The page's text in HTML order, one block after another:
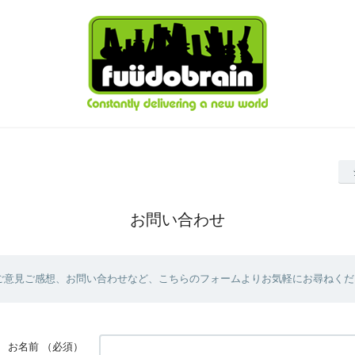
お問い合わせ
見ご感想、お問い合わせなど、こちらのフォームよりお気軽にお尋ねくだ
お名前 （必須）